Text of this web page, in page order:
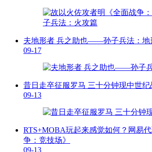
夫地形者 兵之助也——孙子兵法：地
09-17
昔日走卒征服罗马 三十分钟现中世纪
09-13
RTS+MOBA玩起来感觉如何？网易
争：竞技场》
09-13